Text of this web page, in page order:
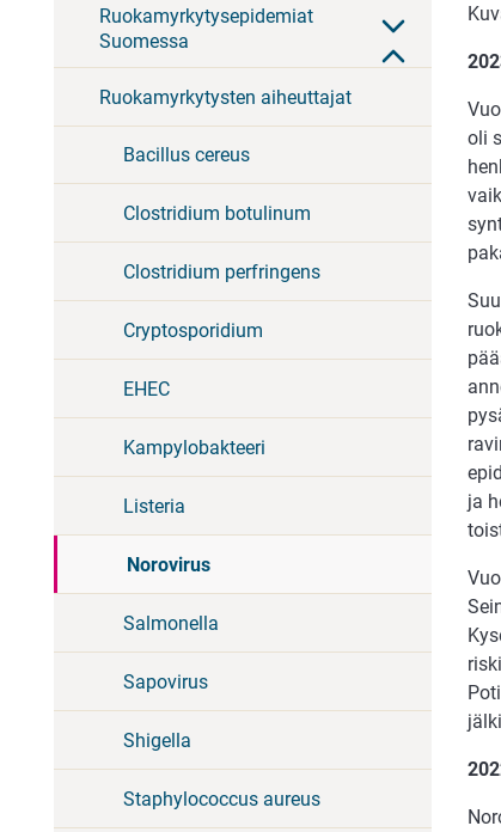
Ruokamyrkytysepidemiat
Suomessa
Ruokamyrkytysten aiheuttajat
Bacillus cereus
Clostridium botulinum
Clostridium perfringens
Cryptosporidium
EHEC
Kampylobakteeri
Listeria
Norovirus
Salmonella
Sapovirus
Shigella
Staphylococcus aureus
oli
ja